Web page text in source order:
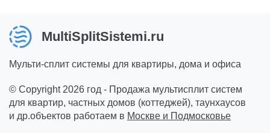
MultiSplitSistemi.ru
Мульти-сплит системы для квартиры, дома и офиса
© Copyright 2026 год - Продажа мультисплит систем
для квартир, частных домов (коттеджей), таунхаусов
и др.объектов работаем в Москве и Подмосковье